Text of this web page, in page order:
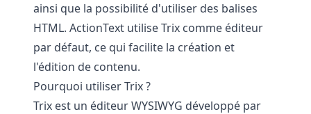
ainsi que la possibilité d'utiliser des balises
HTML. ActionText utilise Trix comme éditeur
par défaut, ce qui facilite la création et
l'édition de contenu.
Pourquoi utiliser Trix ?
Trix est un éditeur WYSIWYG développé par